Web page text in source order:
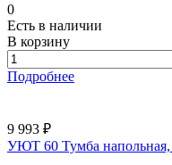
0
Есть в наличии
В корзину
Подробнее
9 993 ₽
УЮТ 60 Тумба